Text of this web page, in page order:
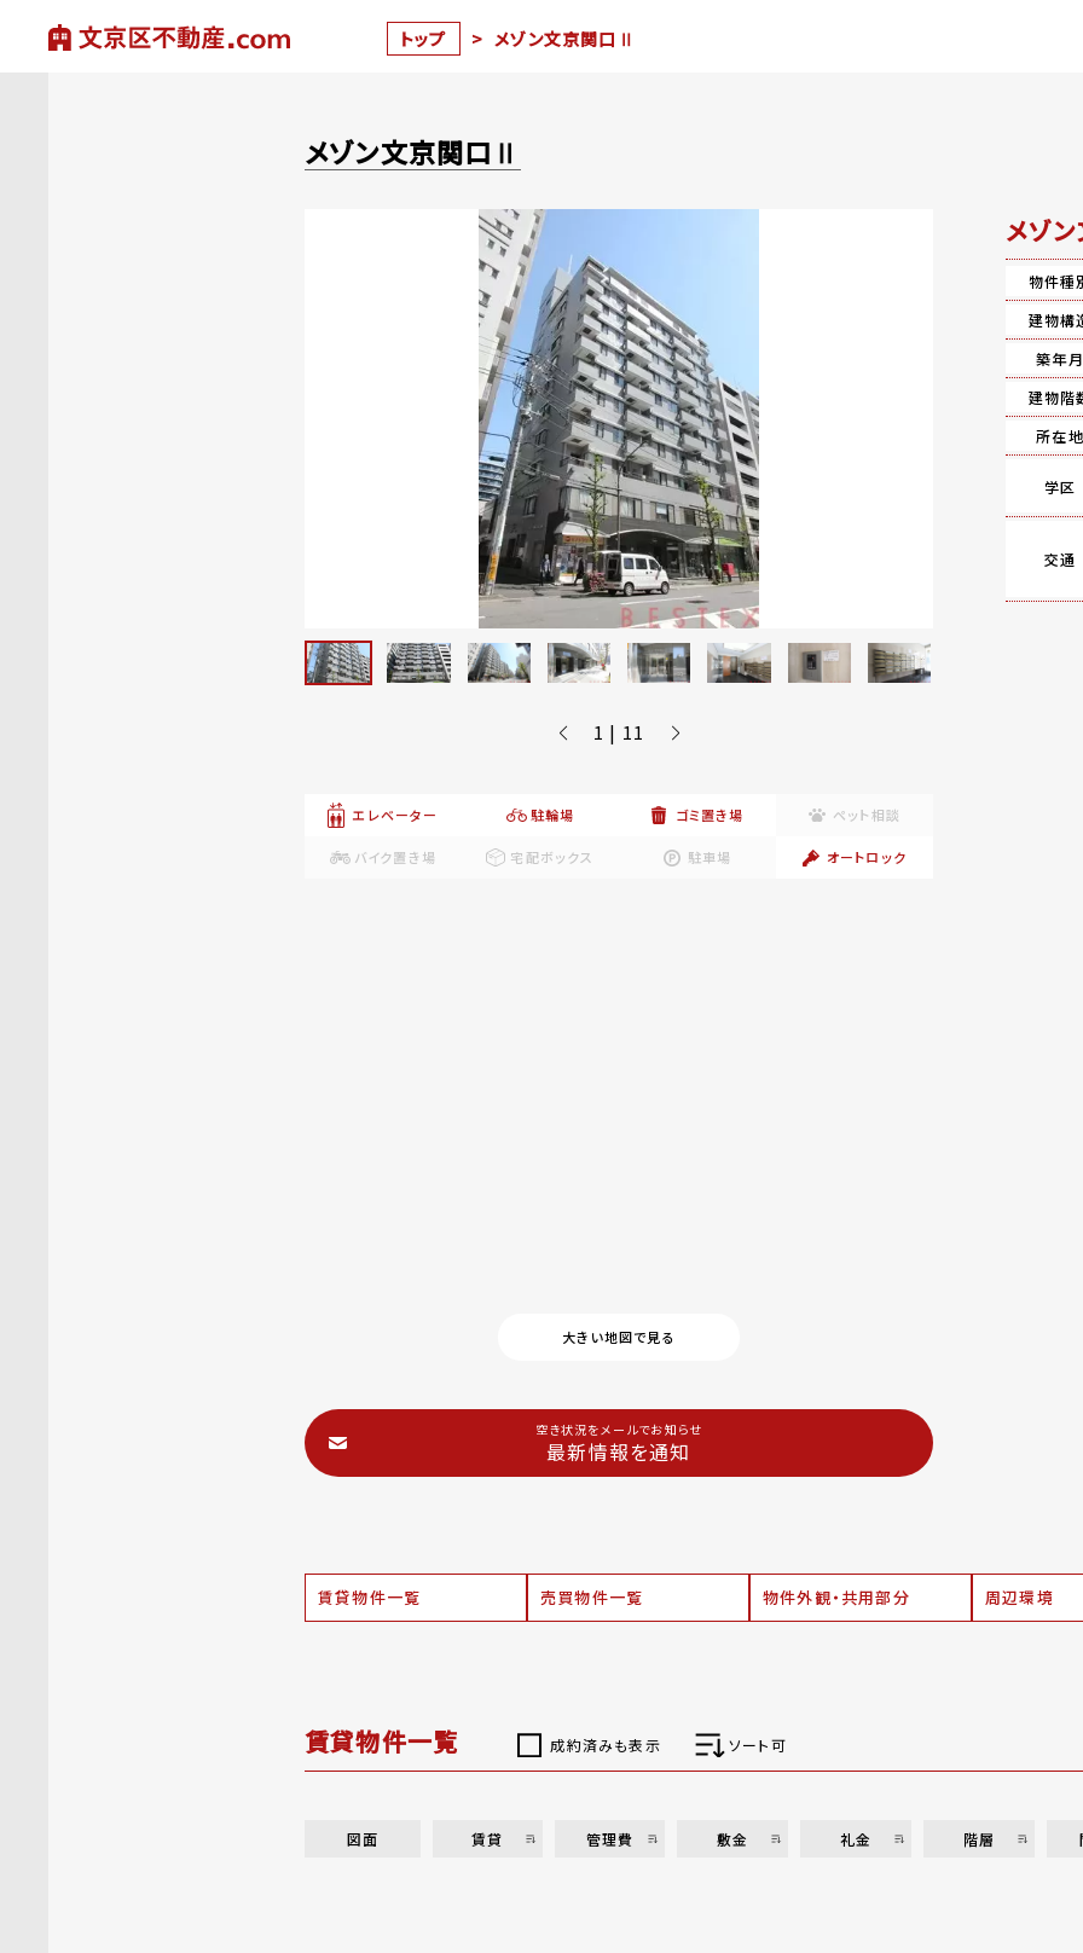
トップ > メゾン文京関口Ⅱ
メゾン文京関口Ⅱ
1 | 11
エレベーター 駐輪場 ゴミ置き場 ペット相談
バイク置き場 宅配ボックス 駐車場 オートロック
大きい地図で見る
空き状況をメールでお知らせ
最新情報を通知
賃貸物件一覧 売買物件一覧 物件外観・共用部分 周辺環境
メゾ
物件種
建物構
築年月
建物階
所在地
学区
交通
賃貸物件一覧 成約済みも表示 ソート可
図面 賃貸 管理費 敷金 礼金 階層